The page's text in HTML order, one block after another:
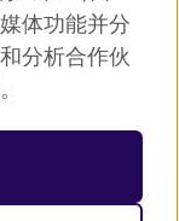
体功能并分
分析合作伙